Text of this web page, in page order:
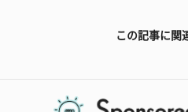
この記事に関